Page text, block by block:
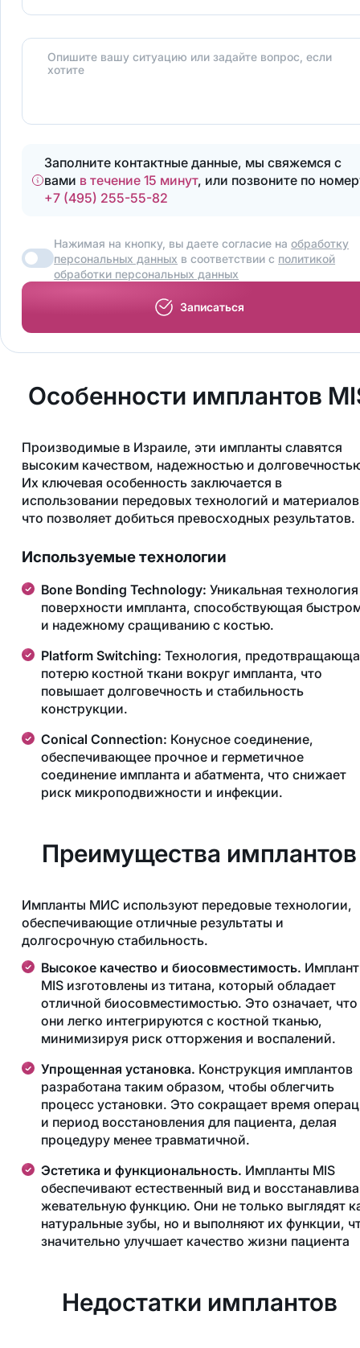
Опишите вашу ситуацию или задайте вопрос, если
хотите
Заполните контактные данные, мы свяжемся с
вами в течение 15 минут, или позвоните по
+7 (495) 255-55-82
Нажимая на кнопку, вы даете согласие наобработку
персональных данных в соответствии с политикой
обработки персональных данных
Записаться
Особенности имплантов
Производимые в Израиле, эти импланты славятся
высоким качеством, надежностью и
Их ключевая особенность заключается в
использовании передовых технологий и
что позволяет добиться превосходных результатов.
Используемые технологии
Bone Bonding Technology: Уникальная технология
поверхности импланта, способствующая
и надежному сращиванию с костью.
Platform Switching: Технология,
потерю костной ткани вокруг импланта, что
повышает долговечность и стабильность
конструкции.
Conical Connection: Конусное соединение,
обеспечивающее прочное и герметичное
соединение импланта и абатмента, что снижает
риск микроподвижности и инфекции.
Преимущества имплантов
Импланты МИС используют передовые технологии,
обеспечивающие отличные результаты и
долгосрочную стабильность.
Высокое качество и биосовместимость.
MIS изготовлены из титана, который обладает
отличной биосовместимостью. Это означает, что
они легко интегрируются с костной тканью,
минимизируя риск отторжения и воспалений.
Упрощенная установка. Конструкция имплантов
разработана таким образом, чтобы облегчить
процесс установки. Это сокращает время
и период восстановления для пациента, делая
процедуру менее травматичной.
Эстетика и функциональность. Импланты MIS
обеспечивают естественный вид и
жевательную функцию. Они не только выглядят
натуральные зубы, но и выполняют их функции,
значительно улучшает качество жизни пациента
Недостатки имплантов